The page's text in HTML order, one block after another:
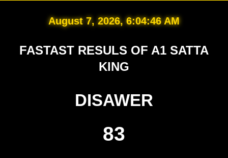
August 7, 2026, 6:04:47 AM
FASTAST RESULS OF A1 SATTA
KING
DISAWER
83